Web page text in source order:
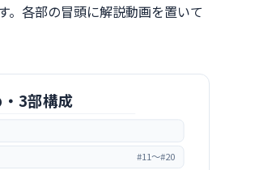
。各部の冒頭に解説動画を置いて
・3部構成
#11〜#20